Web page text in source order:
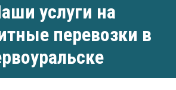
услуги на
перевозки в